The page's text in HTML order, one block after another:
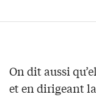
On dit aussi
et en dirigeant